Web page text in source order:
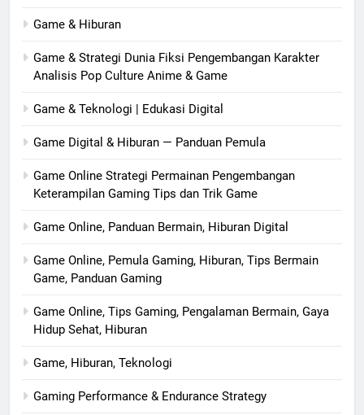
Game & Hiburan
Game & Strategi Dunia Fiksi Pengembangan Karakter
Analisis Pop Culture Anime & Game
Game & Teknologi | Edukasi Digital
Game Digital & Hiburan — Panduan Pemula
Game Online Strategi Permainan Pengembangan
Keterampilan Gaming Tips dan Trik Game
Game Online, Panduan Bermain, Hiburan Digital
Game Online, Pemula Gaming, Hiburan, Tips Bermain
Game, Panduan Gaming
Game Online, Tips Gaming, Pengalaman Bermain, Gaya
Hidup Sehat, Hiburan
Game, Hiburan, Teknologi
Gaming Performance & Endurance Strategy